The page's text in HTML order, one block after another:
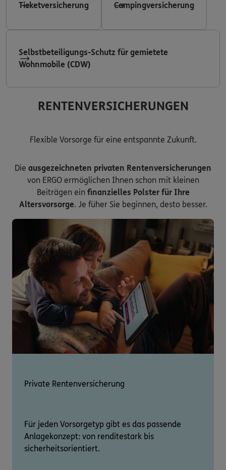
Ticketversicherung Campingversicherung
Selbstbeteiligungs-Schutz für gemietete
Wohnmobile (CDW)
RENTENVERSICHERUNGEN
Flexible Vorsorge für eine entspannte Zukunft.
Die ausgezeichneten privaten Rentenversicherungen
von ERGO ermöglichen Ihnen schon mit kleinen
Beiträgen ein finanzielles Polster für Ihre
Altersvorsorge. Je füher Sie beginnen, desto besser.
Private Rentenversicherung
Für jeden Vorsorgetyp gibt es das passende
Anlagekonzept: von renditestark bis
sicherheitsorientiert.